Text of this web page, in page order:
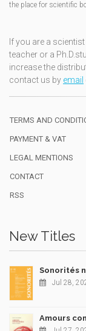
the place for scientific
If you are a
teacher or a
increase the
contact us by email
TERMS AND
PAYMENT & VAT
LEGAL MENTIONS
CONTACT
RSS
New Titles
Sonorités
Jul 28,
Amours